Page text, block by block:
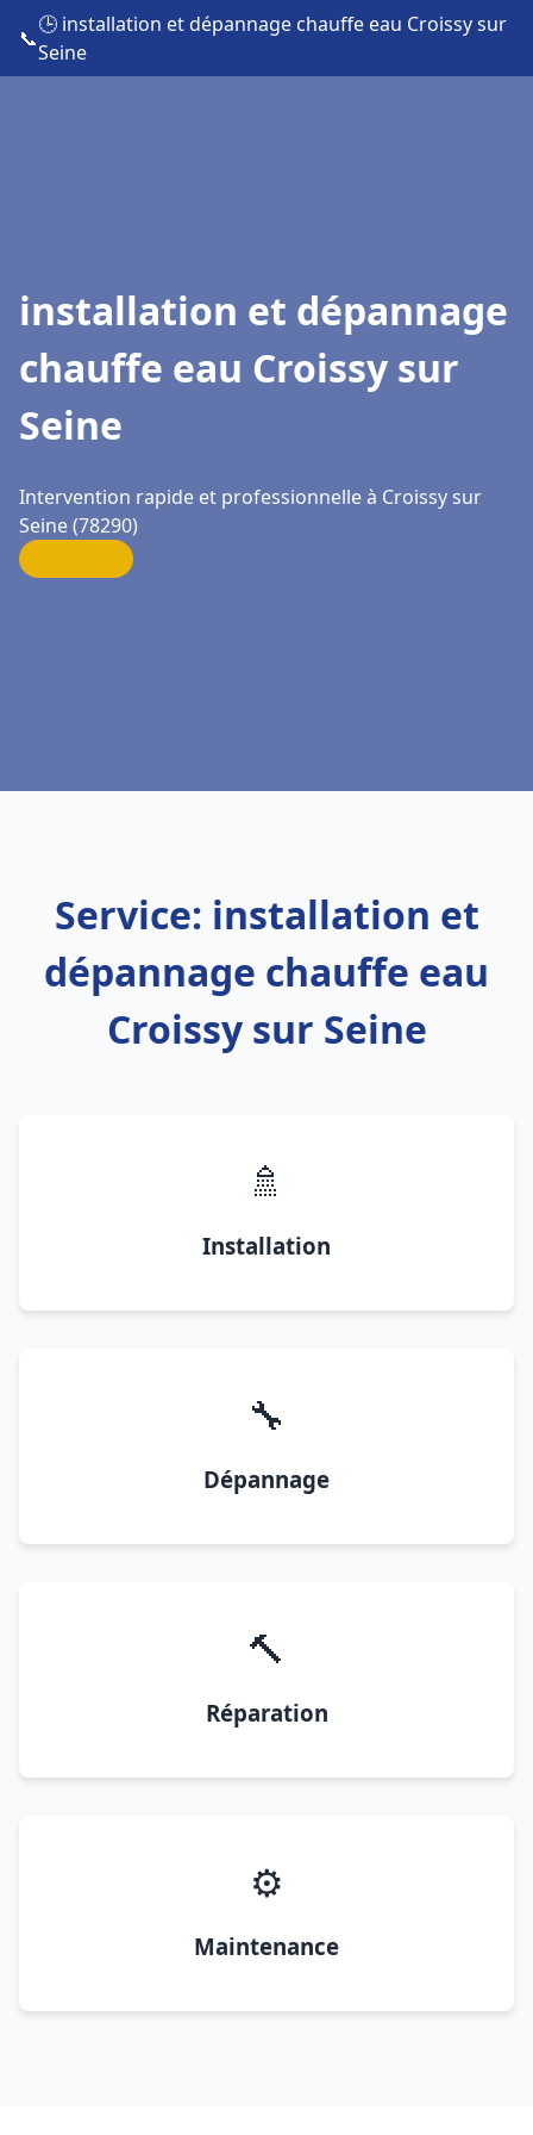
📞
🕒 installation et dépannage chauffe eau Croissy sur
Seine
installation et dépannage
chauffe eau Croissy sur
Seine
Intervention rapide et professionnelle à Croissy sur
Seine (78290)
Service: installation et
dépannage chauffe eau
Croissy sur Seine
🚿
Installation
🔧
Dépannage
🔨
Réparation
⚙️
Maintenance